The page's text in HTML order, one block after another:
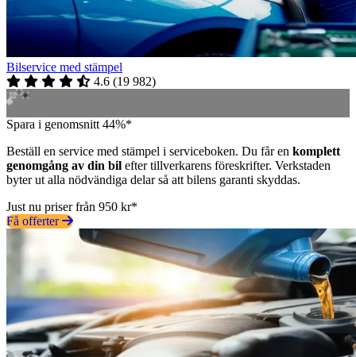
Bilservice med stämpel
4.6 (19 982)
Spara i genomsnitt 44%*
Beställ en service med stämpel i serviceboken. Du får en komplett
genomgång av din bil efter tillverkarens föreskrifter. Verkstaden
byter ut alla nödvändiga delar så att bilens garanti skyddas.
Just nu priser från 950 kr*
Få offerter